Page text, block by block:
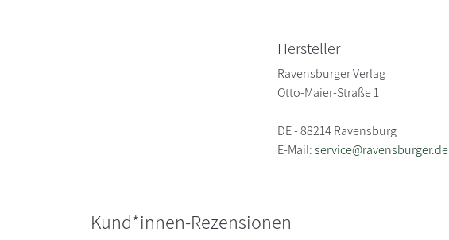
Hersteller
Ravensburger Verlag
Otto-Maier-Straße 1
DE - 88214 Ravensburg
E-Mail:service@ravensburger.de
Kund*innen-Rezensionen